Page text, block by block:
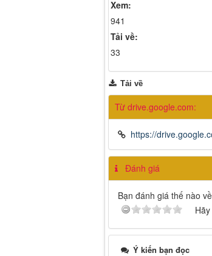
Xem:
941
Tải về:
33
Tải về
Từ drive.google.com:
https://
Đánh giá
Bạn đánh giá thế nào
Ý kiến bạn đọc